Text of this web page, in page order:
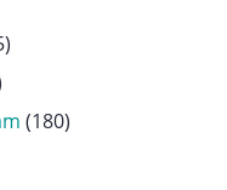
(180)